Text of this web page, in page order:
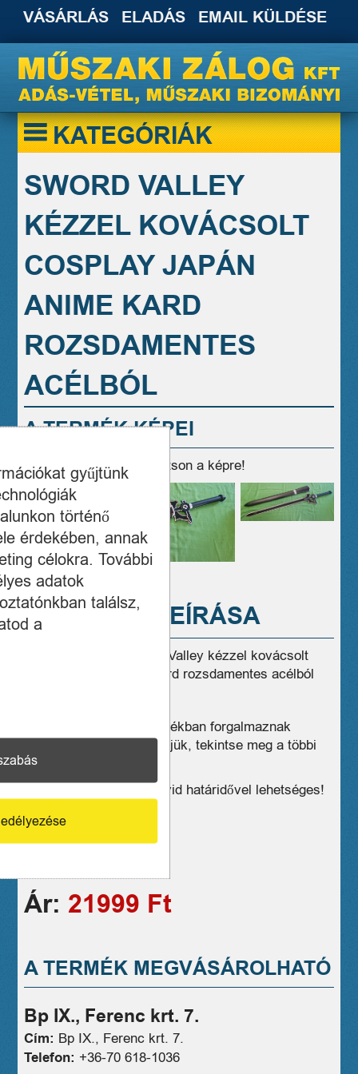
VÁSÁRLÁS ELADÁS EMAIL KÜLDÉSE
KATEGÓRIÁK
SWORD VALLEY
KÉZZEL KOVÁCSOLT
COSPLAY JAPÁN
ANIME KARD
ROZSDAMENTES
ACÉLBÓL
A TERMÉK KÉPEI
A megtekintéshez kattintson a képre!
A TERMÉK LEÍRÁSA
Eladó új állapotú Sword Valley kézzel kovácsolt
Cosplay japán anime kard rozsdamentes acélból
Üzleteink széles választékban forgalmaznak
hasonló eszközöket, kérjük, tekintse meg a többi
termékünket is!
Kiszállítás, postázás rövid határidővel lehetséges!
1 hónap jótállás
06706181036
Ár: 21999 Ft
A TERMÉK MEGVÁSÁROLHATÓ
Bp IX., Ferenc krt. 7.
Cím: Bp IX., Ferenc krt. 7.
Telefon: +36-70 618-1036
gyűjtünk
történő
érdekében, annak
célokra. További
adatok
találsz,
a